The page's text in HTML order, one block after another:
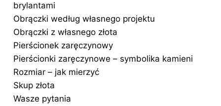
brylantami
Obrączki według własnego projektu
Obrączki z własnego złota
Pierścionek zaręczynowy
Pierścionki zaręczynowe – symbolika kamieni
Rozmiar – jak mierzyć
Skup złota
Wasze pytania